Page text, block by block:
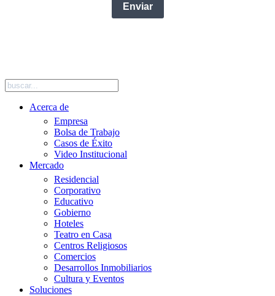
Enviar
Acerca de
Empresa
Bolsa de Trabajo
Casos de Éxito
Video Institucional
Mercado
Residencial
Corporativo
Educativo
Gobierno
Hoteles
Teatro en Casa
Centros Religiosos
Comercios
Desarrollos Inmobiliarios
Cultura y Eventos
Soluciones